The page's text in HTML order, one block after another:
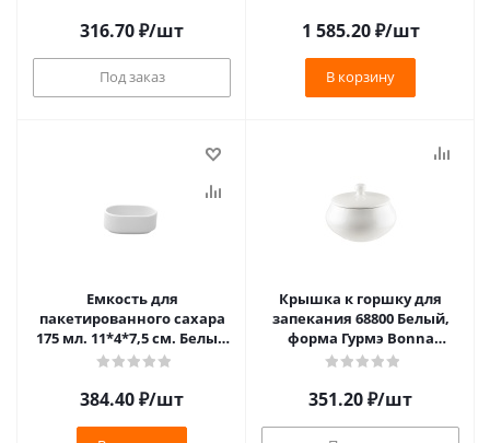
316.70₽/шт
Под заказ
1 585.20₽/шт
В корзину
Емкость для
пакетированного сахара
175 мл. 11*4*7,5 см. Белый
Ариан /1/12/**
384.40₽/шт
Крышка к горшку для
запекания 68800 Белый,
форма Гурмэ Bonna
/1/6/1848/ **
351.20₽/шт